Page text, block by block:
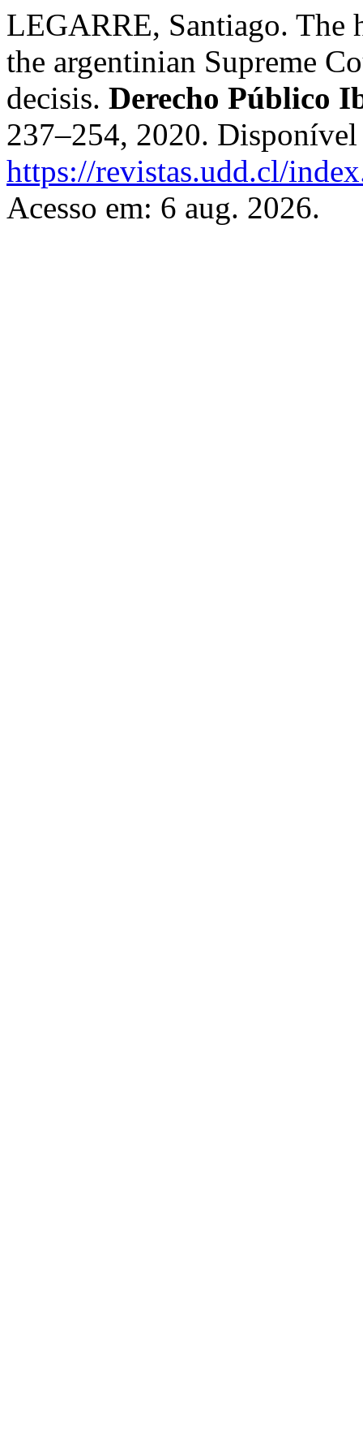
LEGARRE, Santiago. The
the argentinian Supreme
decisis. Derecho Público
237–254, 2020. Disponível
https://revistas.udd.cl/
Acesso em: 6 aug. 2026.